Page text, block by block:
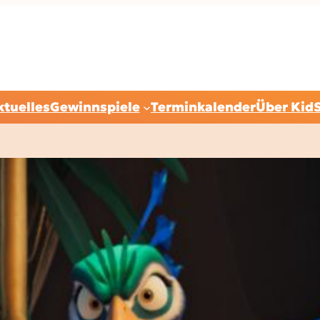
Gewinnspiele TerminkalenderÜber